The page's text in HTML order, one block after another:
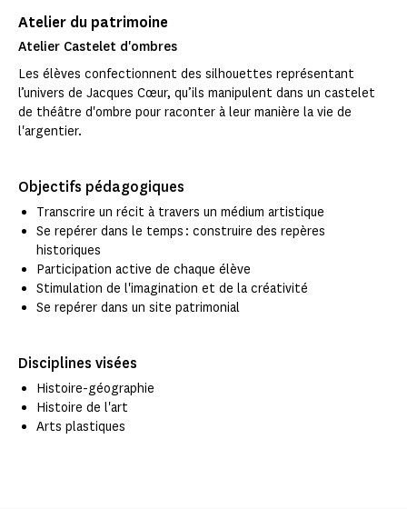
Atelier du patrimoine
Atelier Castelet d'ombres
Les élèves confectionnent des silhouettes représentant
l’univers de Jacques Cœur, qu’ils manipulent dans un castelet
de théâtre d'ombre pour raconter à leur manière la vie de
l'argentier.
Objectifs pédagogiques
Transcrire un récit à travers un médium artistique
Se repérer dans le temps : construire des repères
historiques
Participation active de chaque élève
Stimulation de l'imagination et de la créativité
Se repérer dans un site patrimonial
Disciplines visées
Histoire-géographie
Histoire de l'art
Arts plastiques